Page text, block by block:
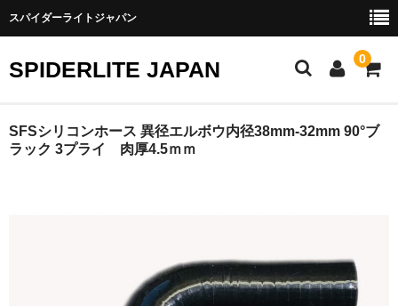
スパイダーライトジャパン
SPIDERLITE JAPAN 0
ホーム
SFSシリコンホース 異径エルボウ内径38mm-32mm 90°ブ
ラック 3プライ 肉厚4.5ｍｍ